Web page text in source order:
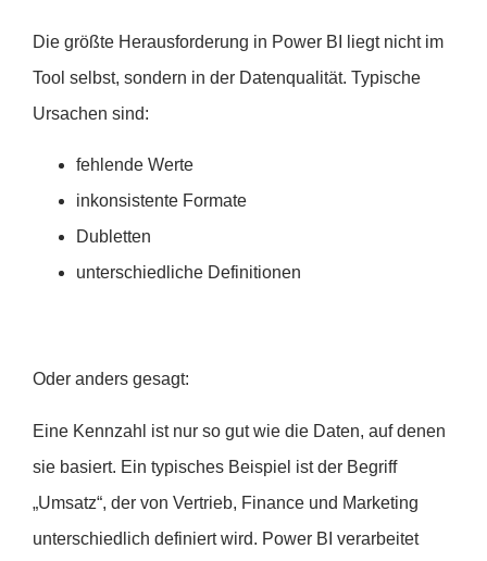
Die größte Herausforderung in Power BI liegt nicht im
Tool selbst, sondern in der Datenqualität. Typische
Ursachen sind:
fehlende Werte
inkonsistente Formate
Dubletten
unterschiedliche Definitionen
Oder anders gesagt:
Eine Kennzahl ist nur so gut wie die Daten, auf denen
sie basiert. Ein typisches Beispiel ist der Begriff
„Umsatz“, der von Vertrieb, Finance und Marketing
unterschiedlich definiert wird. Power BI verarbeitet